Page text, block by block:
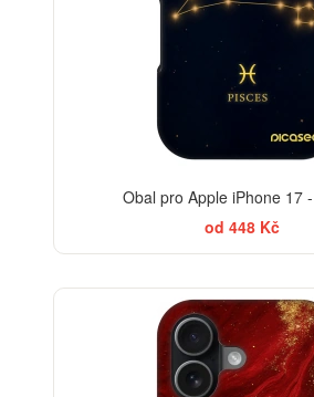
Obal pro Apple iPhone 17
od 448 Kč